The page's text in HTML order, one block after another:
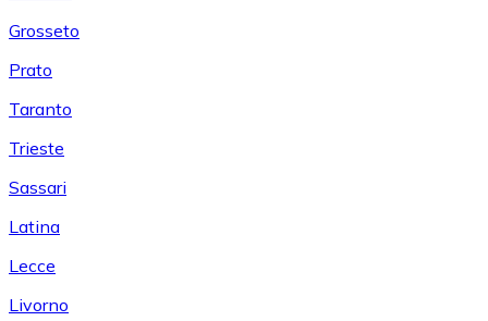
Grosseto
Prato
Taranto
Trieste
Sassari
Latina
Lecce
Livorno